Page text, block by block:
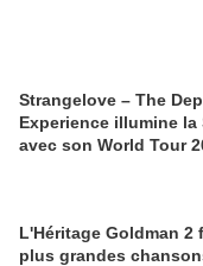
Strangelove – The
Experience illumine la
avec son World Tour
L'Héritage Goldman 2
plus grandes